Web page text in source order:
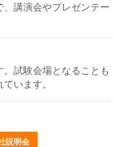
講演会やプレゼンテー
試験会場となることも
います。
説明会